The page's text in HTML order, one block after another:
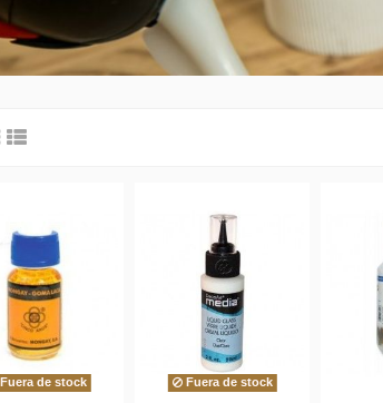
de stock Fuera de stock